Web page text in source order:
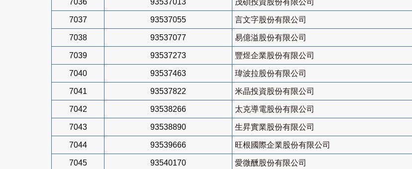
7036 93537013 茂碩投資股份有限公司
7037 93537055 言文字股份有限公司
7038 93537077 易億溢股份有限公司
7039 93537273 豐煜企業股份有限公司
7040 93537463 瑋波拉股份有限公司
7041 93537822 米晶投資股份有限公司
7042 93538266 太克導電股份有限公司
7043 93538890 生昇實業股份有限公司
7044 93539666 旺根國際企業股份有限公司
7045 93540170 愛微醺股份有限公司